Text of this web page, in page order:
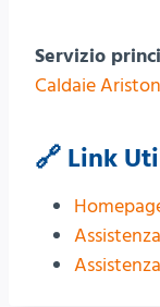
Servizio
Caldaie
🔗 Link